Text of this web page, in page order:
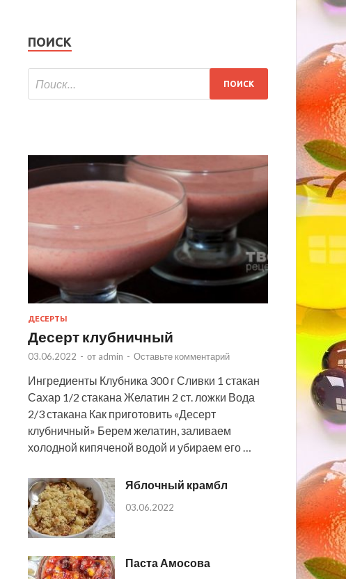
ПОИСК
ДЕСЕРТЫ
Десерт клубничный
03.06.2022 - от admin - Оставьте комментарий
Ингредиенты Клубника 300 г Сливки 1 стакан
Сахар 1/2 стакана Желатин 2 ст. ложки Вода
2/3 стакана Как приготовить «Десерт
клубничный» Берем желатин, заливаем
холодной кипяченой водой и убираем его …
Яблочный крамбл
03.06.2022
Паста Амосова